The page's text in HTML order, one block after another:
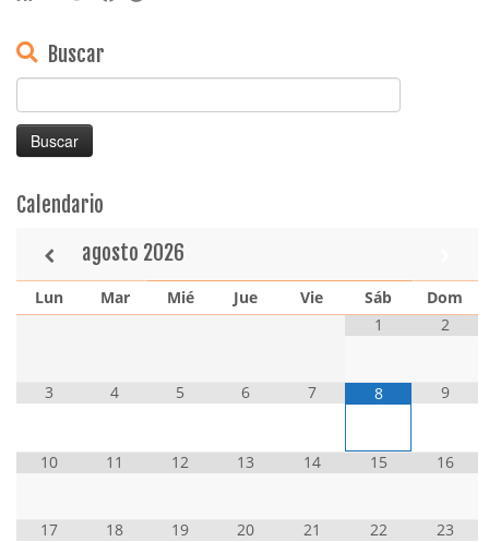
Buscar
Calendario
agosto 2026
Lun Mar Mié Jue Vie Sáb
Dom
1
2
3 4 5 6 7 8 9
10 11 12 13 14 15 16
17 18 19 20 21 22 23